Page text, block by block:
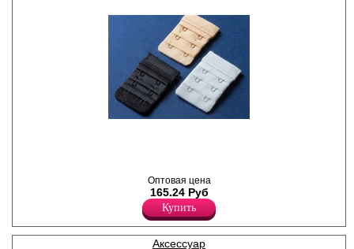
Оптовая цена
165.24 Руб
Купить
Аксессуар